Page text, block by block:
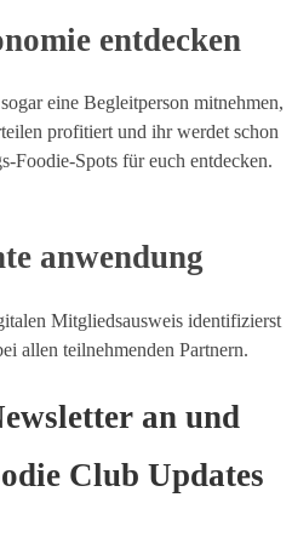
entdecken
eine Begleitperson mitnehmen,
profitiert und ihr werdet schon
Foodie-Spots für euch entdecken.
anwendung
Mitgliedsausweis identifizierst
allen teilnehmenden Partnern.
an und
Club Updates